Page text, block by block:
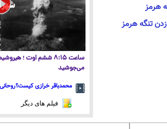
هرمز
تنگه هرمز
ساعت ۸:۱۵ ششم اوت ؛
می‌جوشید
محمدباقر خرازی
فیلم های دیگر